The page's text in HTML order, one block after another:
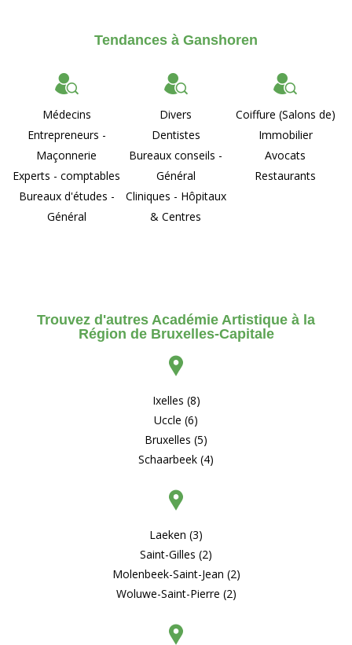
Tendances à Ganshoren
Médecins
Entrepreneurs -
Maçonnerie
Experts - comptables
Bureaux d'études -
Général
Divers
Dentistes
Bureaux conseils -
Général
Cliniques - Hôpitaux
& Centres
Coiffure (Salons de)
Immobilier
Avocats
Restaurants
Trouvez d'autres Académie Artistique à la
Région de Bruxelles-Capitale
Ixelles (8)
Uccle (6)
Bruxelles (5)
Schaarbeek (4)
Laeken (3)
Saint-Gilles (2)
Molenbeek-Saint-Jean (2)
Woluwe-Saint-Pierre (2)